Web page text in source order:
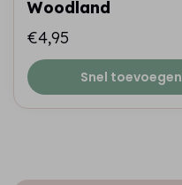
Woodland
€4,95
Snel toevoegen